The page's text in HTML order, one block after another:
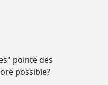
pointe des
possible?